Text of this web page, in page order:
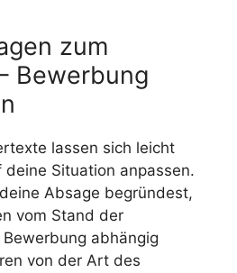
zum
Bewerbung
lassen sich leicht
Situation anpassen.
Absage begründest,
vom Stand der
abhängig
von der Art des